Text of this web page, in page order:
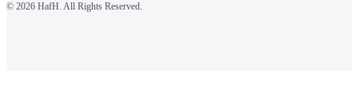
© 2026 HafH. All Rights Reserved.